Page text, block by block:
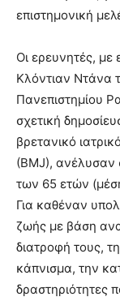
επιστημονική
Οι ερευνητές, με
Κλόντιαν Ντάνα
Πανεπιστημίου
σχετική
βρετανικό
(BMJ), ανέλυσαν
των 65 ετών
Για καθέναν
ζωής με βάση
διατροφή τους,
κάπνισμα, την
δραστηριότητες